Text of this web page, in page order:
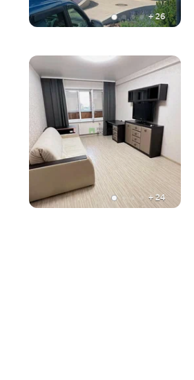
+26
+ 24